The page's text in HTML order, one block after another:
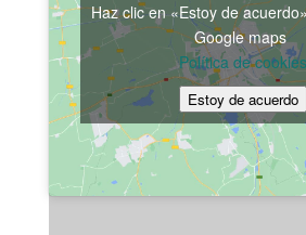
Haz clic en «Estoy de
Google maps
Política de cookies
Estoy de acuerdo